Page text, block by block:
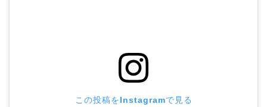
この投稿をInstagramで見る